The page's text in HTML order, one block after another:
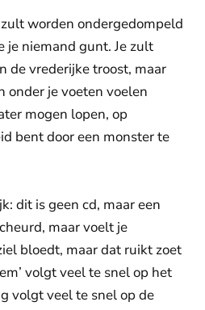
worden ondergedompeld
je niemand gunt. Je zult
de vrederijke troost, maar
onder je voeten voelen
mogen lopen, op
bent door een monster te
dit is geen cd, maar een
maar voelt je
bloedt, maar dat ruikt zoet
volgt veel te snel op het
volgt veel te snel op de